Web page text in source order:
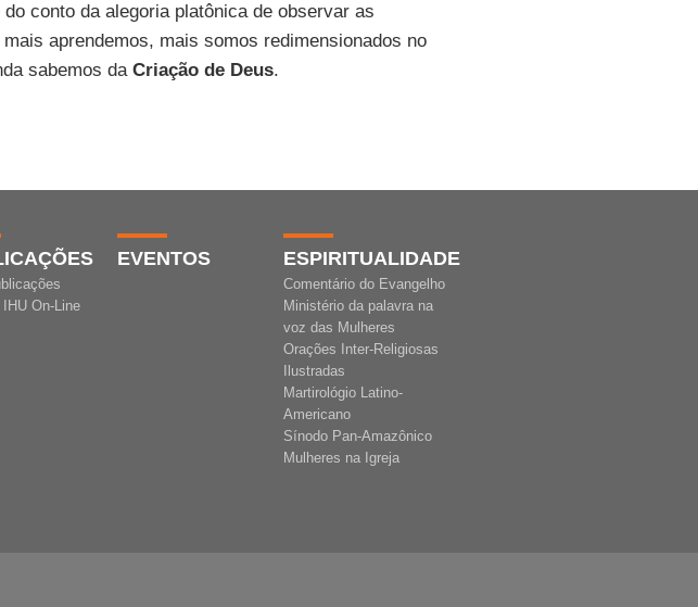
conto da alegoria platônica de observar as
aprendemos, mais somos redimensionados no
sabemos da Criação de Deus.
On-Line
EVENTOS ESPIRITUALIDADE
Comentário do Evangelho
Ministério da palavra na
voz das Mulheres
Orações Inter-Religiosas
Ilustradas
Martirológio Latino-
Americano
Sínodo Pan-Amazônico
Mulheres na Igreja